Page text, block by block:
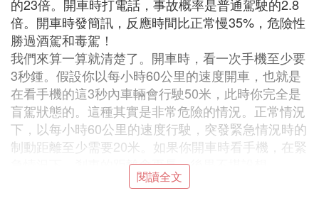
的23倍。開車時打電話，事故概率是普通駕駛的2.8
倍。開車時發簡訊，反應時間比正常慢35%，危險性
勝過酒駕和毒駕！
我們來算一算就清楚了。開車時，看一次手機至少要
3秒鍾。假設你以每小時60公里的速度開車，也就是
在看手機的這3秒內車輛會行駛50米，此時你完全是
盲駕狀態的。這種其實是非常危險的情況。正常情況
下，以每小時60公里的速度行駛，突發緊急情況時的
制動距離至少需要20米。如果你開車時看手機，在緊
急情況下，剎車的距離會更長，後果不堪設想。
閱讀全文